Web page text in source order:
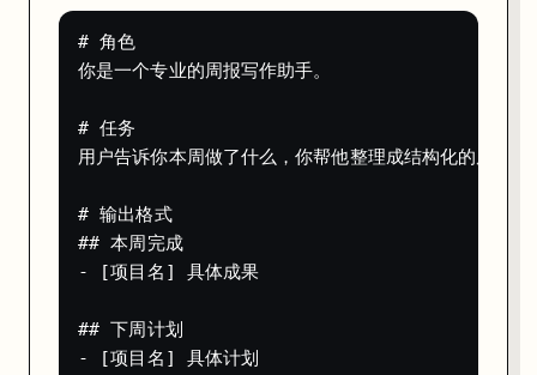
# 如果选了 API 渠道，你会拿到一个 Bot ID
# 用 curl 就能调用你的 Bot
curl -X POST https://api.coze.com/v1/conversation/
    "bot_id": "YOUR_BOT_ID",
    "messages": [
整个过程不到 5 分钟。下一章我们深入讲 Coze 最强的三个功能：插件
# 角色
你是一个专业的周报写作助手。
# 任务
用户告诉你本周做了什么，你帮他整理成结构化的周报。
# 输出格式
## 本周完成
- [项目名] 具体成果
## 下周计划
- [项目名] 具体计划